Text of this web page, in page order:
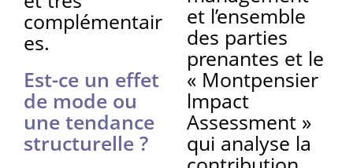
complémentair
es.
Est-ce un effet
de mode ou
une tendance
structurelle ?
et l’ensemble
des parties
prenantes et le
« Montpensier
lmpact
Assessment »
qui analyse la